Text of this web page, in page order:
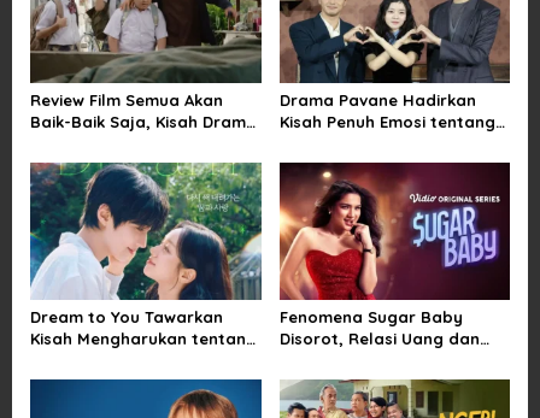
i
g
a
t
o
n
Review Film Semua Akan
Baik-Baik Saja, Kisah Drama
tentang Kehilangan dan
Harapan
Drama Pavane Hadirkan
Kisah Penuh Emosi tentang
Kesempatan Memulai
Kembali
Dream to You Tawarkan
Kisah Mengharukan tentang
yang Sempat Tertunda
Fenomena Sugar Baby
Disorot, Relasi Uang dan